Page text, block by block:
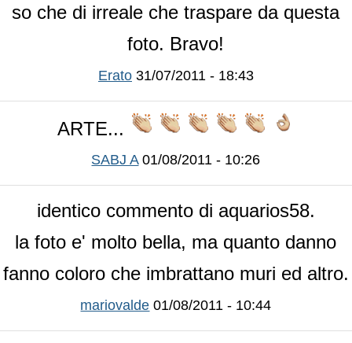
so che di irreale che traspare da questa
foto. Bravo!
Erato 31/07/2011 - 18:43
ARTE...
SABJ A01/08/2011 - 10:26
identico commento di aquarios58.
la foto e' molto bella, ma quanto danno
fanno coloro che imbrattano muri ed altro.
mariovalde 01/08/2011 - 10:44